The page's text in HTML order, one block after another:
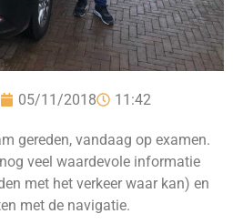
05/11/2018 11:42
gereden, vandaag op examen.
veel waardevole informatie
met het verkeer waar kan) en
met de navigatie.